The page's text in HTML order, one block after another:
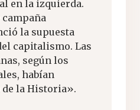
en la izquierda.
la supuesta
capitalismo. Las
según los
habían
la Historia».